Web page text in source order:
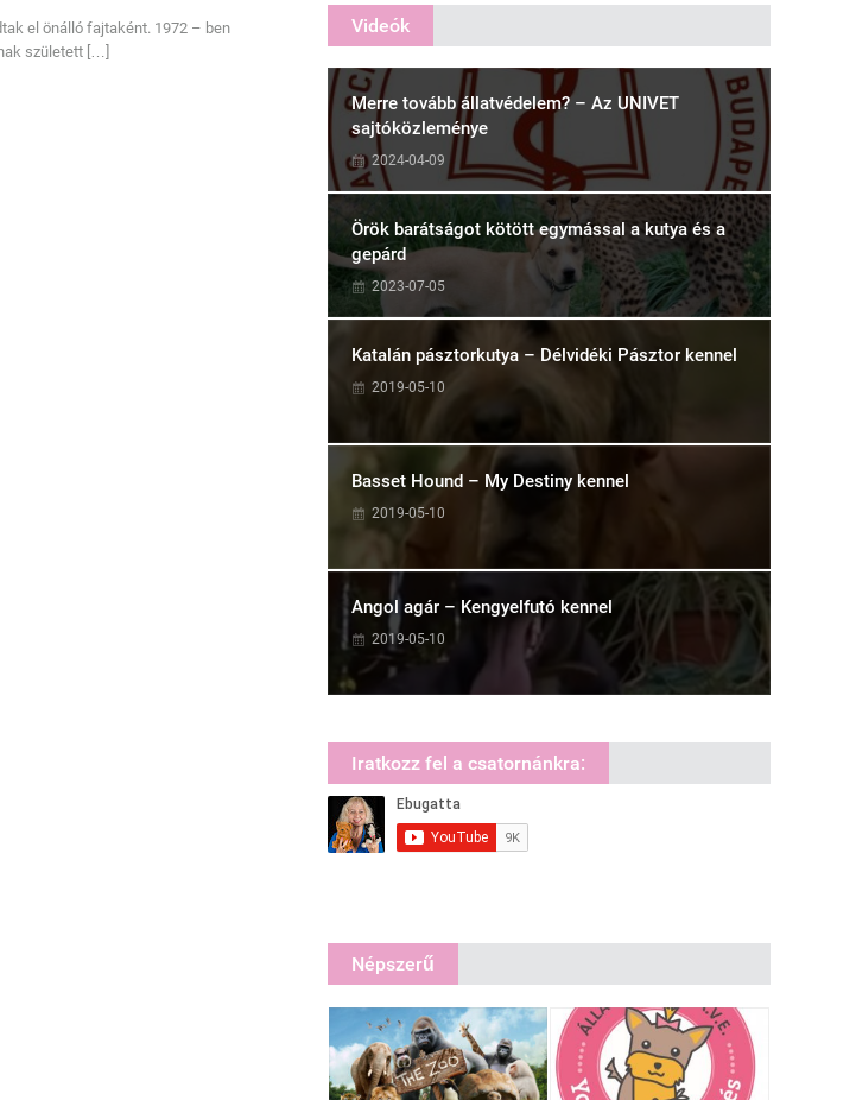
el önálló fajtaként. 1972 – ben
született […]
Videók
Merre tovább állatvédelem? – Az UNIVET
sajtóközleménye
2024-04-09
Örök barátságot kötött egymással a kutya és a
gepárd
2023-07-05
Katalán pásztorkutya – Délvidéki Pásztor kennel
2019-05-10
Basset Hound – My Destiny kennel
2019-05-10
Angol agár – Kengyelfutó kennel
2019-05-10
Iratkozz fel a csatornánkra:
Népszerű